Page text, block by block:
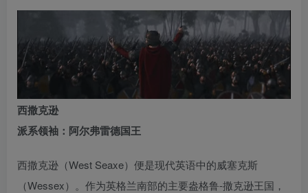
西撒克逊
派系领袖：阿尔弗雷德国王
西撒克逊（West Seaxe）便是现代英语中的威塞克斯
（Wessex）。作为英格兰南部的主要盎格鲁-撒克逊王国，